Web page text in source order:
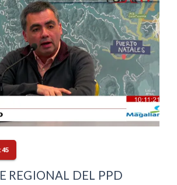
REGIONAL DEL PPD